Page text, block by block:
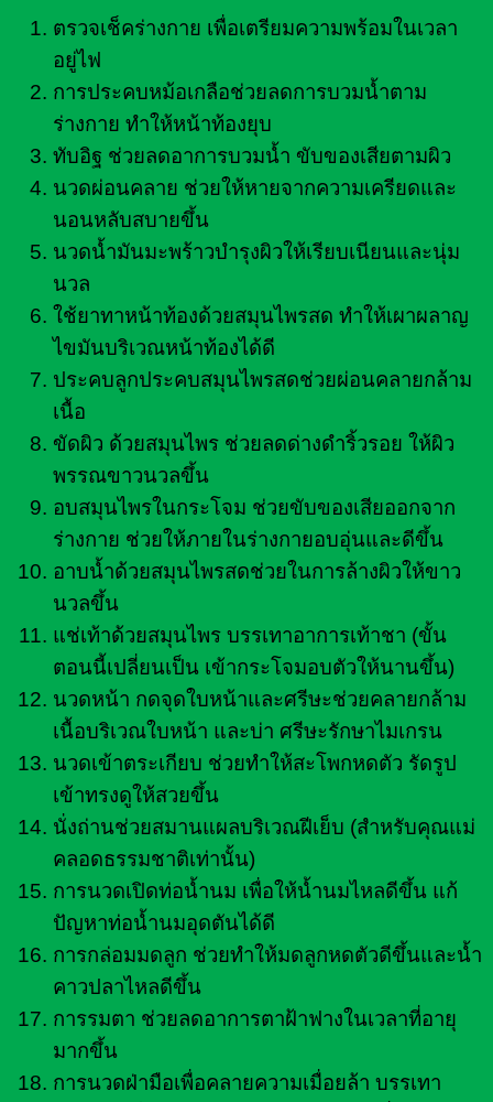
ตรวจเช็คร่างกาย เพื่อเตรียมความพร้อมในเวลา
อยู่ไฟ
การประคบหม้อเกลือช่วยลดการบวมน้ำตาม
ร่างกาย ทำให้หน้าท้องยุบ
ทับอิฐ ช่วยลดอาการบวมน้ำ ขับของเสียตามผิว
นวดผ่อนคลาย ช่วยให้หายจากความเครียดและ
นอนหลับสบายขึ้น
นวดน้ำมันมะพร้าวบำรุงผิวให้เรียบเนียนและนุ่ม
นวล
ใช้ยาทาหน้าท้องด้วยสมุนไพรสด ทำให้เผาผลาญ
ไขมันบริเวณหน้าท้องได้ดี
ประคบลูกประคบสมุนไพรสดช่วยผ่อนคลายกล้าม
เนื้อ
ขัดผิว ด้วยสมุนไพร ช่วยลดด่างดำริ้วรอย ให้ผิว
พรรณขาวนวลขึ้น
อบสมุนไพรในกระโจม ช่วยขับของเสียออกจาก
ร่างกาย ช่วยให้ภายในร่างกายอบอุ่นและดีขึ้น
อาบน้ำด้วยสมุนไพรสดช่วยในการล้างผิวให้ขาว
นวลขึ้น
แช่เท้าด้วยสมุนไพร บรรเทาอาการเท้าชา (ขั้น
ตอนนี้เปลี่ยนเป็น เข้ากระโจมอบตัวให้นานขึ้น)
นวดหน้า กดจุดใบหน้าและศรีษะช่วยคลายกล้าม
เนื้อบริเวณใบหน้า และบ่า ศรีษะรักษาไมเกรน
นวดเข้าตระเกียบ ช่วยทำให้สะโพกหดตัว รัดรูป
เข้าทรงดูให้สวยขึ้น
นั่งถ่านช่วยสมานแผลบริเวณฝีเย็บ (สำหรับคุณแม่
คลอดธรรมชาติเท่านั้น)
การนวดเปิดท่อน้ำนม เพื่อให้น้ำนมไหลดีขึ้น แก้
ปัญหาท่อน้ำนมอุดตันได้ดี
การกล่อมมดลูก ช่วยทำให้มดลูกหดตัวดีขึ้นและน้ำ
คาวปลาไหลดีขึ้น
การรมตา ช่วยลดอาการตาฝ้าฟางในเวลาที่อายุ
มากขึ้น
การนวดฝ่ามือเพื่อคลายความเมื่อยล้า บรรเทา